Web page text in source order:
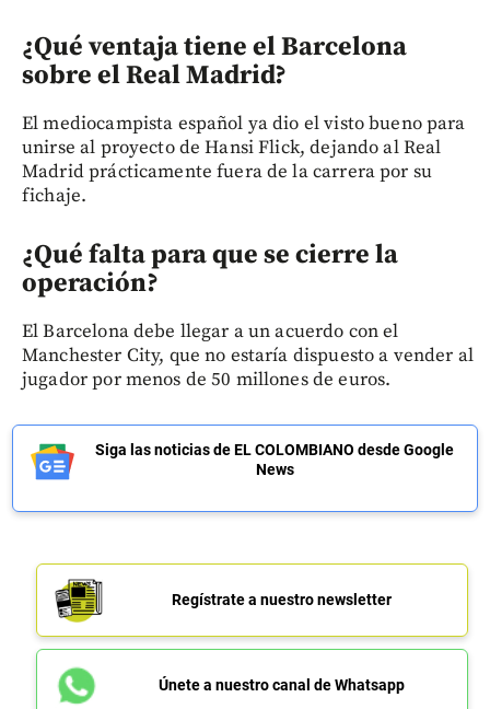
¿Qué ventaja tiene el Barcelona
sobre el Real Madrid?
El mediocampista español ya dio el visto bueno para
unirse al proyecto de Hansi Flick, dejando al Real
Madrid prácticamente fuera de la carrera por su
fichaje.
¿Qué falta para que se cierre la
operación?
El Barcelona debe llegar a un acuerdo con el
Manchester City, que no estaría dispuesto a vender al
jugador por menos de 50 millones de euros.
Siga las noticias de EL COLOMBIANO desde Google
News
Regístrate a nuestro newsletter
Únete a nuestro canal de Whatsapp